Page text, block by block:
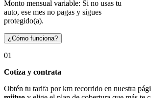
Monto mensual variable: Si no usas tu
auto, ese mes no pagas y sigues
protegido(a).
¿Cómo funciona?
01
Cotiza y contrata
Obtén tu tarifa por km recorrido en nuestra